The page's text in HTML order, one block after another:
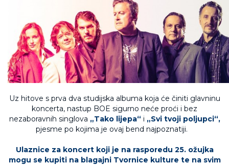
Uz hitove s prva dva studijska albuma koja će činiti glavninu
koncerta, nastup BOE sigurno neće proći i bez
nezaboravnih singlova „Tako lijepa“ i „Svi tvoji poljupci“,
pjesme po kojima je ovaj bend najpoznatiji.
Ulaznice za koncert koji je na rasporedu 25. ožujka
mogu se kupiti na blagajni Tvornice kulture te na svim